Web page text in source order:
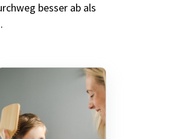
besser ab als